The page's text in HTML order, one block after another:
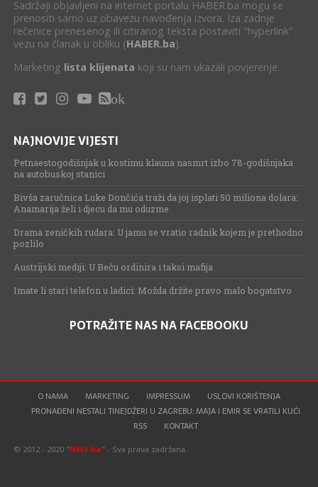
Sadržaji objavljeni na internet portalu HABER.ba mogu se
prenositi samo uz obavezu navođenja izvora. Iza zadnje
rečenice prenesenog ili citiranog teksta postaviti "hyperlink"
vezu na članak u obliku (HABER.ba).
Marketing lista klijenata koji su nam ukazali povjerenje.
ok
NAJNOVIJE VIJESTI
Petnaestogodišnjak u kostimu klauna nasmrt izbo 78-godišnjaka
na autobuskoj stanici
Bivša zaručnica Luke Dončića traži da joj isplati 50 miliona dolara:
Anamarija želi i djecu da mu oduzme
Drama zeničkih rudara: U jamu se vratio radnik kojem je prethodno
pozlilo
Austrijski mediji: U Beču ordinira i taksi mafija
Imate li stari telefon u ladici: Možda držite pravo malo bogatstvo
POTRAŽITE NAS NA FACEBOOKU
O NAMA MARKETING IMPRESSUM
USLOVI KORIŠTENJA
PRONAĐENI NESTALI TINEJDŽERI U ZAGREBU: MAJA I EMIR SE VRATILI KUĆI
RSS
KONTAKT
© 2012 - 2020 "NMS.ba" - Sva prava zadržana.